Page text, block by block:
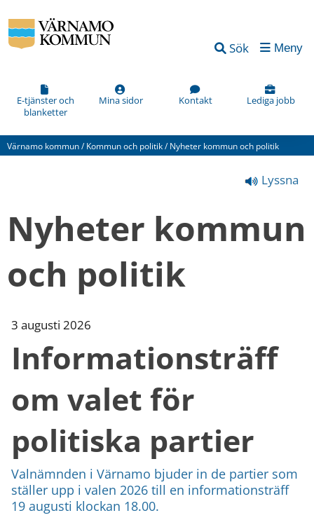
Sök Meny
E-tjänster och
blanketter
Mina sidor Kontakt Lediga jobb
Värnamo kommun/ Kommun och politik/ Nyheter kommun och politik
Lyssna
Nyheter kommun
och politik
3 augusti 2026
Informationsträff
om valet för
politiska partier
Valnämnden i Värnamo bjuder in de partier som
ställer upp i valen 2026 till en informationsträff
19 augusti klockan 18.00.
Vad
kan
förbättra
den
här
(obligatorisk)
göra
informationen
dig?
sidan
bifogas
meddelandet.